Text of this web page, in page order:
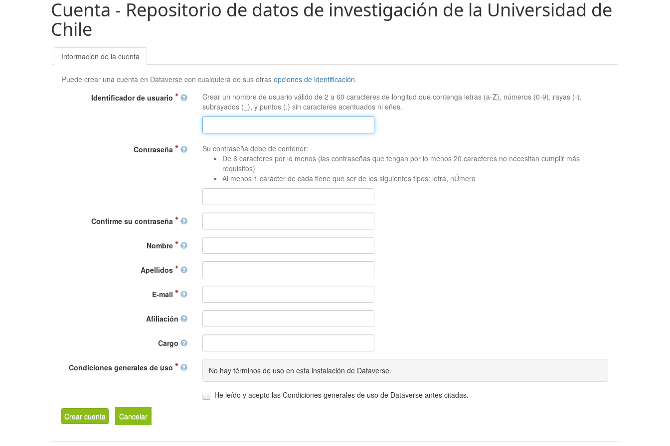
Cuenta - Repositorio de datos de investigación de la Universidad de
Chile
Información de la cuenta
Puede crear una cuenta en Dataverse con cualquiera de sus otrasopciones de identificación.
Identificador de usuario
Crear un nombre de usuario válido de 2 a 60 caracteres de longitud que contenga letras (a-Z), números (0-9), rayas (-),
subrayados (_), y puntos (.) sin caracteres acentuados ni eñes.
Contraseña
Su contraseña debe de contener:
De 6 caracteres por lo menos (las contraseñas que tengan por lo menos 20 caracteres no necesitan cumplir más
requisitos)
Al menos 1 carácter de cada tiene que ser de los siguientes tipos: letra, nÚmero
Confirme su contraseña
Nombre
Apellidos
E-mail
Afiliación
Cargo
Condiciones generales de uso No hay términos de uso en esta instalación de Dataverse.
He leído y acepto las Condiciones generales de uso de Dataverse antes citadas.
Crear cuenta Cancelar